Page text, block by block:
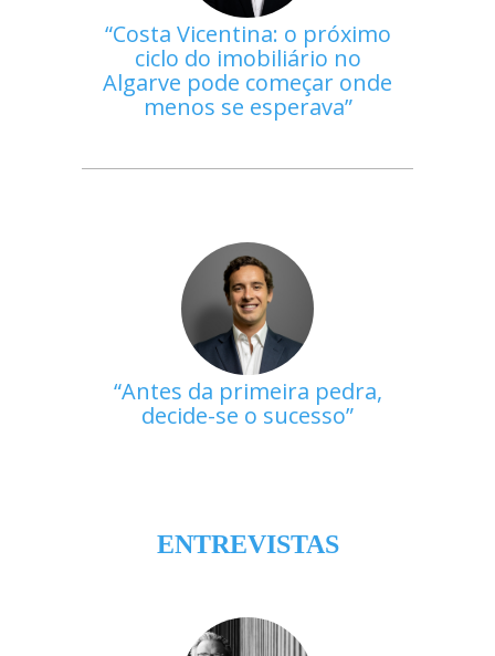
Costa Vicentina: o próximo
ciclo do imobiliário no
Algarve pode começar onde
menos se esperava
Antes da primeira pedra,
decide-se o sucesso
ENTREVISTAS